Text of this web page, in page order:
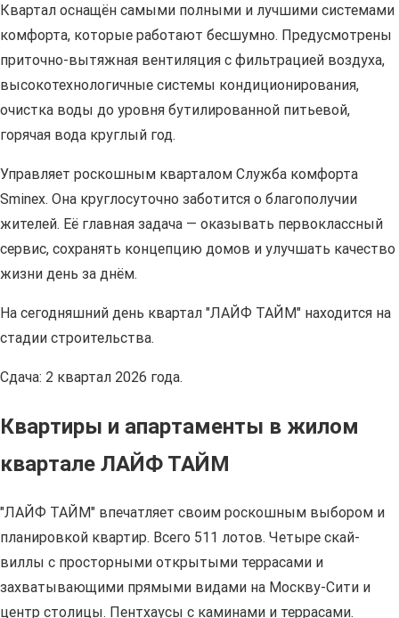
Квартал оснащён самыми полными и лучшими системами
комфорта, которые работают бесшумно. Предусмотрены
приточно-вытяжная вентиляция с фильтрацией воздуха,
высокотехнологичные системы кондиционирования,
очистка воды до уровня бутилированной питьевой,
горячая вода круглый год.
Управляет роскошным кварталом Служба комфорта
Sminex. Она круглосуточно заботится о благополучии
жителей. Её главная задача — оказывать первоклассный
сервис, сохранять концепцию домов и улучшать качество
жизни день за днём.
На сегодняшний день квартал "ЛАЙФ ТАЙМ" находится на
стадии строительства.
Сдача: 2 квартал 2026 года.
Квартиры и апартаменты в жилом
квартале ЛАЙФ ТАЙМ
"ЛАЙФ ТАЙМ" впечатляет своим роскошным выбором и
планировкой квартир. Всего 511 лотов. Четыре скай-
виллы с просторными открытыми террасами и
захватывающими прямыми видами на Москву-Сити и
центр столицы. Пентхаусы с каминами и террасами.